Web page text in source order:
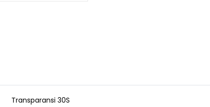
Transparansi 30S